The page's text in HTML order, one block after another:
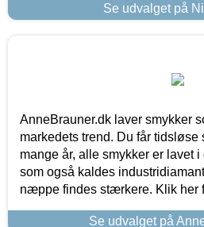
Se udvalget på
AnneBrauner.dk laver smykker
markedets trend. Du får tidsløse
mange år, alle smykker er lavet
som også kaldes
næppe findes stærkere. Klik her
Se udvalget på